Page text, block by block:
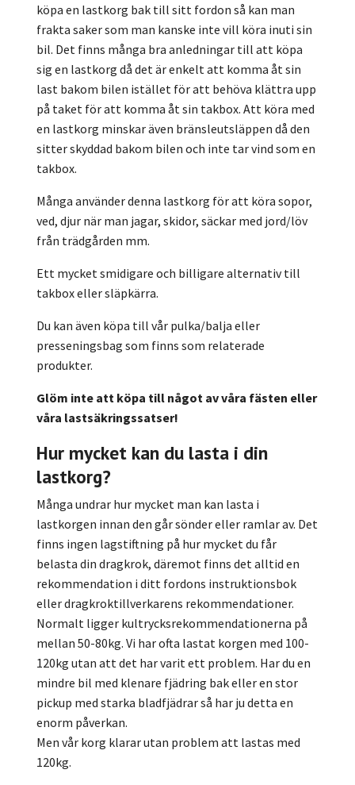
köpa en lastkorg bak till sitt fordon så kan man
frakta saker som man kanske inte vill köra inuti sin
bil. Det finns många bra anledningar till att köpa
sig en lastkorg då det är enkelt att komma åt sin
last bakom bilen istället för att behöva klättra upp
på taket för att komma åt sin takbox. Att köra med
en lastkorg minskar även bränsleutsläppen då den
sitter skyddad bakom bilen och inte tar vind som en
takbox.
Många använder denna lastkorg för att köra sopor,
ved, djur när man jagar, skidor, säckar med jord/löv
från trädgården mm.
Ett mycket smidigare och billigare alternativ till
takbox eller släpkärra.
Du kan även köpa till vår pulka/balja eller
presseningsbag som finns som relaterade
produkter.
Glöm inte att köpa till något av våra fästen eller
våra lastsäkringssatser!
Hur mycket kan du lasta i din
lastkorg?
Många undrar hur mycket man kan lasta i
lastkorgen innan den går sönder eller ramlar av. Det
finns ingen lagstiftning på hur mycket du får
belasta din dragkrok, däremot finns det alltid en
rekommendation i ditt fordons instruktionsbok
eller dragkroktillverkarens rekommendationer.
Normalt ligger kultrycksrekommendationerna på
mellan 50-80kg. Vi har ofta lastat korgen med 100-
120kg utan att det har varit ett problem. Har du en
mindre bil med klenare fjädring bak eller en stor
pickup med starka bladfjädrar så har ju detta en
enorm påverkan.
Men vår korg klarar utan problem att lastas med
120kg.